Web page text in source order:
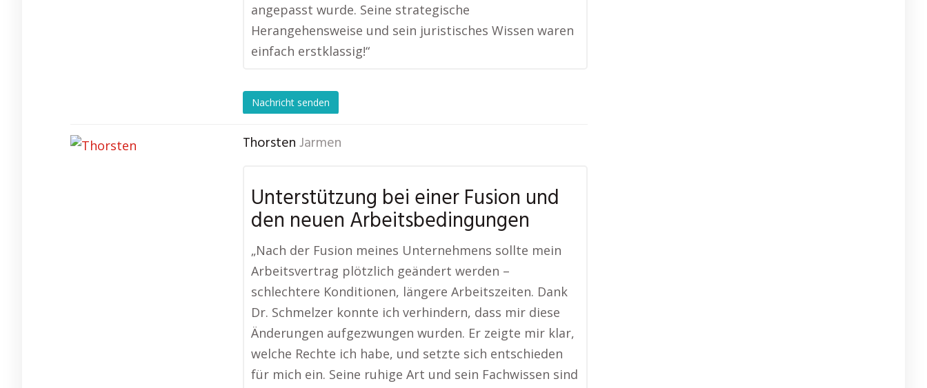
angepasst wurde. Seine strategische
Herangehensweise und sein juristisches Wissen waren
einfach erstklassig!“
Nachricht senden
ThorstenJarmen
Unterstützung bei einer Fusion und
den neuen Arbeitsbedingungen
„Nach der Fusion meines Unternehmens sollte mein
Arbeitsvertrag plötzlich geändert werden –
schlechtere Konditionen, längere Arbeitszeiten. Dank
Dr. Schmelzer konnte ich verhindern, dass mir diese
Änderungen aufgezwungen wurden. Er zeigte mir klar,
welche Rechte ich habe, und setzte sich entschieden
für mich ein. Seine ruhige Art und sein Fachwissen sind